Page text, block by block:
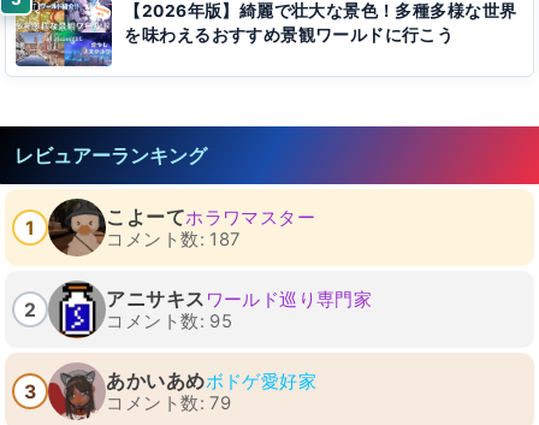
【2026年版】綺麗で壮大な景色！多種多様な世界
を味わえるおすすめ景観ワールドに行こう
レビュアーランキング
1 こよーてホラワマスター
コメント数: 187
2 アニサキス ワールド巡り専門家
コメント数: 95
3 あかいあめボドゲ愛好家
コメント数: 79